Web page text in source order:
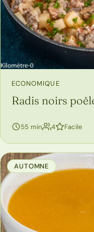
ECONOMIQUE
Radis noirs
55 min 4personnes
Facile
AUTOMNE